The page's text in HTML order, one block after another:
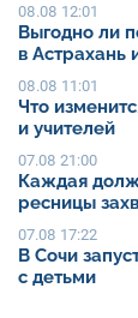
08.08 12:01
Выгодно ли
в Астрахань
08.08 11:01
Что
и учителей
07.08 21:00
Каждая
ресницы
07.08 17:22
В Сочи
с детьми